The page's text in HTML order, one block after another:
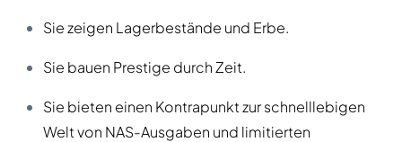
Sie zeigen Lagerbestände und Erbe.
Sie bauen Prestige durch Zeit.
Sie bieten einen Kontrapunkt zur schnelllebigen
Welt von NAS-Ausgaben und limitierten